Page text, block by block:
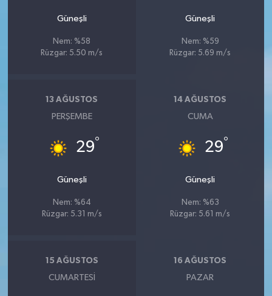
Güneşli
Nem: %58
Rüzgar: 5.50 m/s
Güneşli
Nem: %59
Rüzgar: 5.69 m/s
13 AĞUSTOS
PERŞEMBE
29°
Güneşli
Nem: %64
Rüzgar: 5.31 m/s
14 AĞUSTOS
CUMA
29°
Güneşli
Nem: %63
Rüzgar: 5.61 m/s
15 AĞUSTOS
CUMARTESI
16 AĞUSTOS
PAZAR